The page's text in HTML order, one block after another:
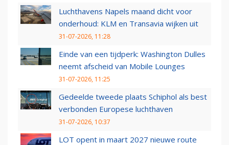
Luchthavens Napels maand dicht voor
onderhoud: KLM en Transavia wijken uit
31-07-2026, 11:28
Einde van een tijdperk: Washington Dulles
neemt afscheid van Mobile Lounges
31-07-2026, 11:25
Gedeelde tweede plaats Schiphol als best
verbonden Europese luchthaven
31-07-2026, 10:37
LOT opent in maart 2027 nieuwe route